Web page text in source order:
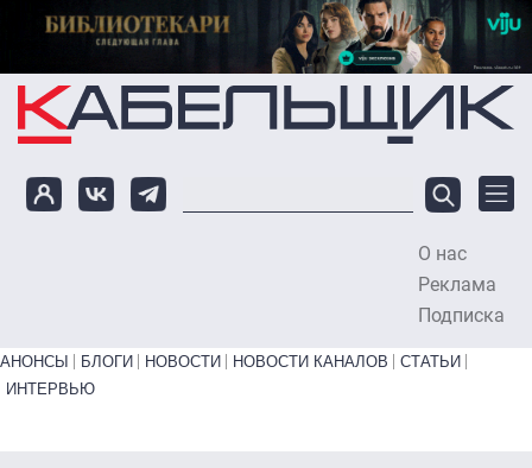
Перейти к основному содержанию
О нас
Реклама
Подписка
Primary links bottom
АНОНСЫ БЛОГИ НОВОСТИ НОВОСТИ КАНАЛОВ
СТАТЬИ
ИНТЕРВЬЮ